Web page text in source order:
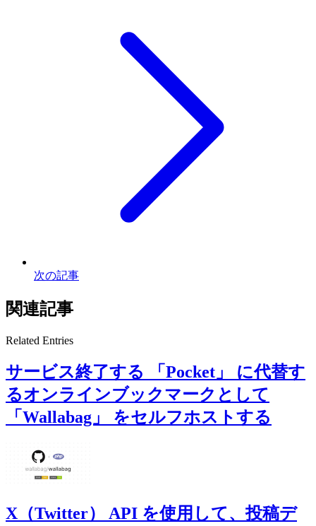
次の記事
関連記事
Related Entries
サービス終了する 「Pocket」 に代替す
るオンラインブックマークとして
「Wallabag」 をセルフホストする
X（Twitter） API を使用して、投稿デ